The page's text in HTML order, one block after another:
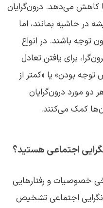
کاهش می‌دهد. درون‌گرایان
در حاشیه بمانند، اما
توجه باشند. در انواع
برای یافتن تعادل
بودن» یا «کمتر از
مورد درون‌گرایان
کمک می‌کنند.
اجتماعی هستید؟
خصوصیات و رفتارهایی
اجتماعیتشخیص